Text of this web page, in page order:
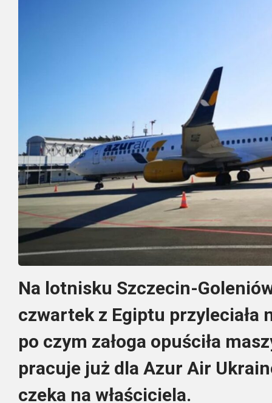
Na lotnisku Szczecin-
czwartek z Egiptu przyleciała
po czym załoga opuściła
pracuje już dla Azur Air
czeka na właściciela.